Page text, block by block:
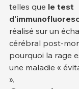
telles que le test
réalisé sur un
cérébral post-
pourquoi la rage
une maladie «
».